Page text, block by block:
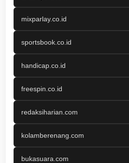
mixparlay.co.id
sportsbook.co.id
handicap.co.id
freespin.co.id
redaksiharian.com
kolamberenang.com
bukasuara.com